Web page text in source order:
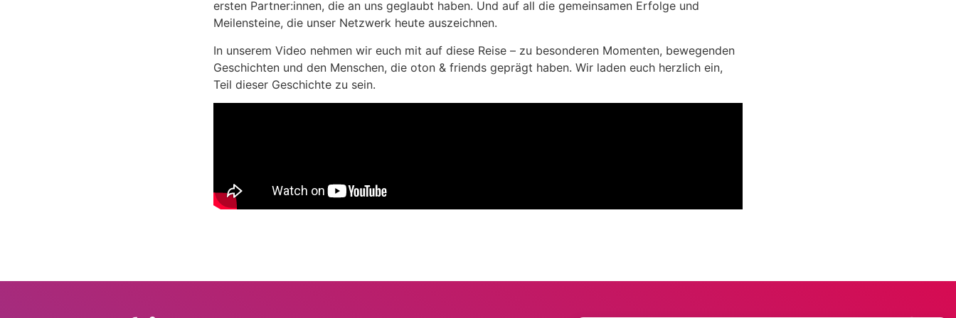
ersten Partner:innen, die an uns geglaubt haben. Und auf all die gemeinsamen Erfolge und
Meilensteine, die unser Netzwerk heute auszeichnen.
In unserem Video nehmen wir euch mit auf diese Reise – zu besonderen Momenten, bewegenden
Geschichten und den Menschen, die oton & friends geprägt haben. Wir laden euch herzlich ein,
Teil dieser Geschichte zu sein.